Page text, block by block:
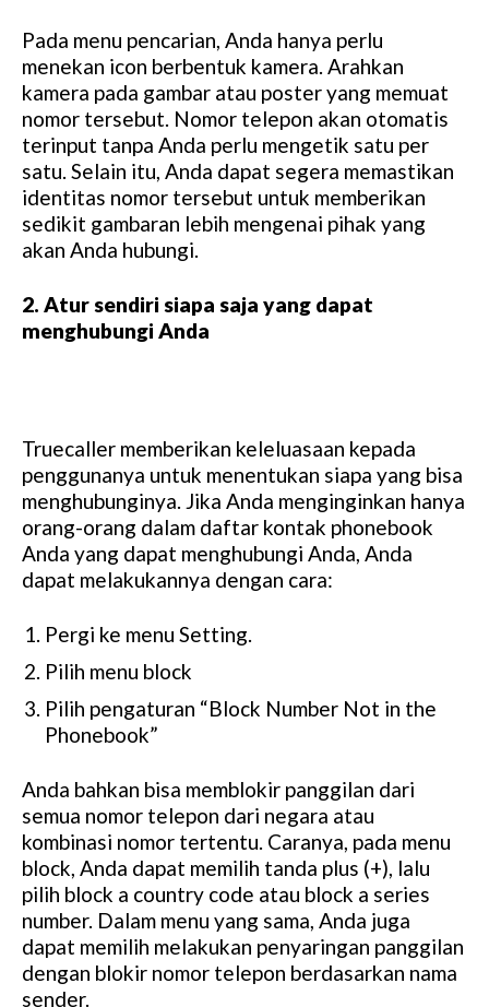
Pada menu pencarian, Anda hanya perlu
menekan icon berbentuk kamera. Arahkan
kamera pada gambar atau poster yang memuat
nomor tersebut. Nomor telepon akan otomatis
terinput tanpa Anda perlu mengetik satu per
satu. Selain itu, Anda dapat segera memastikan
identitas nomor tersebut untuk memberikan
sedikit gambaran lebih mengenai pihak yang
akan Anda hubungi.
2. Atur sendiri siapa saja yang dapat
menghubungi Anda
Truecaller memberikan keleluasaan kepada
penggunanya untuk menentukan siapa yang bisa
menghubunginya. Jika Anda menginginkan hanya
orang-orang dalam daftar kontak phonebook
Anda yang dapat menghubungi Anda, Anda
dapat melakukannya dengan cara:
Pergi ke menu Setting.
Pilih menu block
Pilih pengaturan “Block Number Not in the
Phonebook”
Anda bahkan bisa memblokir panggilan dari
semua nomor telepon dari negara atau
kombinasi nomor tertentu. Caranya, pada menu
block, Anda dapat memilih tanda plus (+), lalu
pilih block a country code atau block a series
number. Dalam menu yang sama, Anda juga
dapat memilih melakukan penyaringan panggilan
dengan blokir nomor telepon berdasarkan nama
sender.